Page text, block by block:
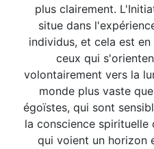
plus clairement.
situe dans
individus, et cela est
ceux qui
volontairement vers la
monde plus vaste
égoïstes, qui sont
la conscience spirituelle
qui voient un horizon